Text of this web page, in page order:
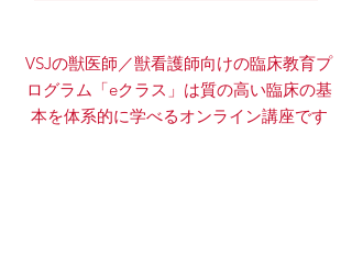
VSJの獣医師／獣看護師向けの臨床教育プ
ログラム「eクラス」は質の高い臨床の基
本を体系的に学べるオンライン講座です